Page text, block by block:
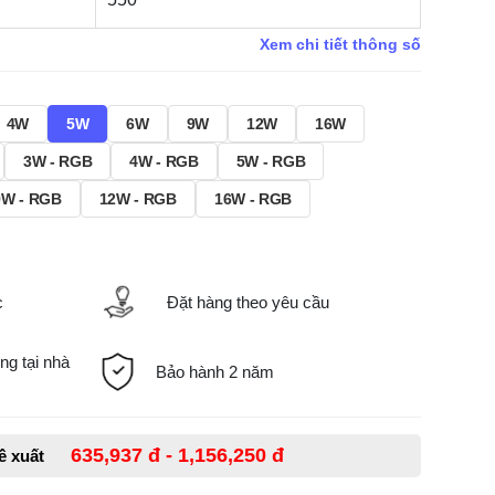
Xem chi tiết thông số
4W 5W 6W 9W 12W 16W
3W - RGB 4W - RGB 5W - RGB
- RGB 12W - RGB 16W - RGB
Đặt hàng theo yêu cầu
tại nhà Bảo hành 2 năm
xuất 635,937 đ - 1,156,250 đ